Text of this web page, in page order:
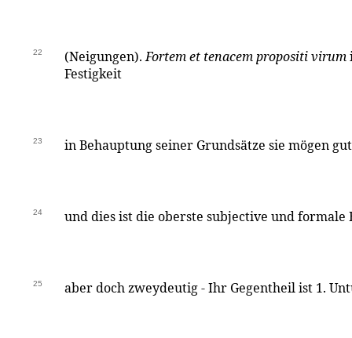
22 (Neigungen).Fortem et tenacem propositi virum
Festigkeit
23 in Behauptung seiner Grundsätze sie mögen
24 und dies ist die oberste subjective und formale
25 aber doch zweydeutig - Ihr Gegentheil ist 1.